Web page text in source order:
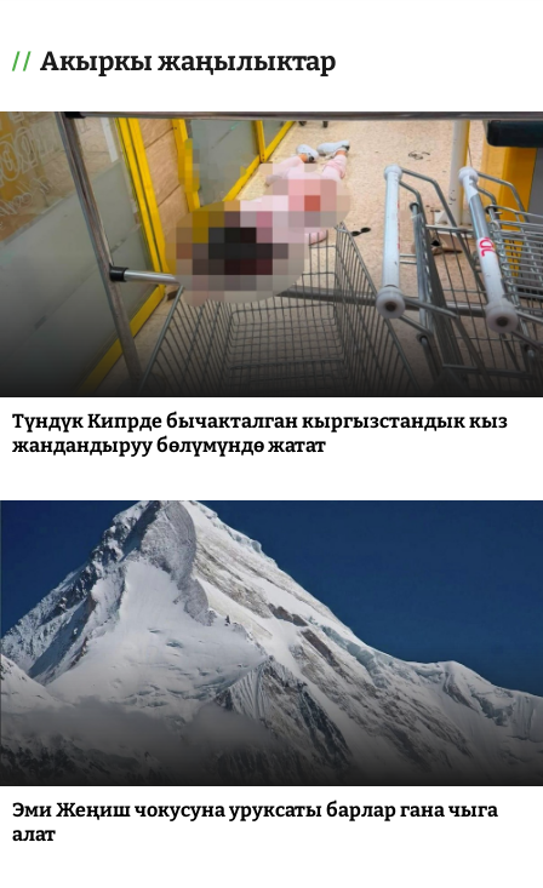
Акыркы жаңылыктар
Түндүк Кипрде бычакталган кыргызстандык кыз
жандандыруу бөлүмүндө жатат
Эми Жеңиш чокусуна уруксаты барлар гана чыга
алат